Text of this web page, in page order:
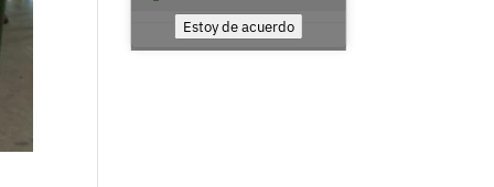
Estoy de acuerdo